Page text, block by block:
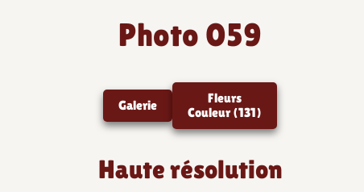
Photo 059
Galerie
Fleurs
Couleur (131)
Haute résolution